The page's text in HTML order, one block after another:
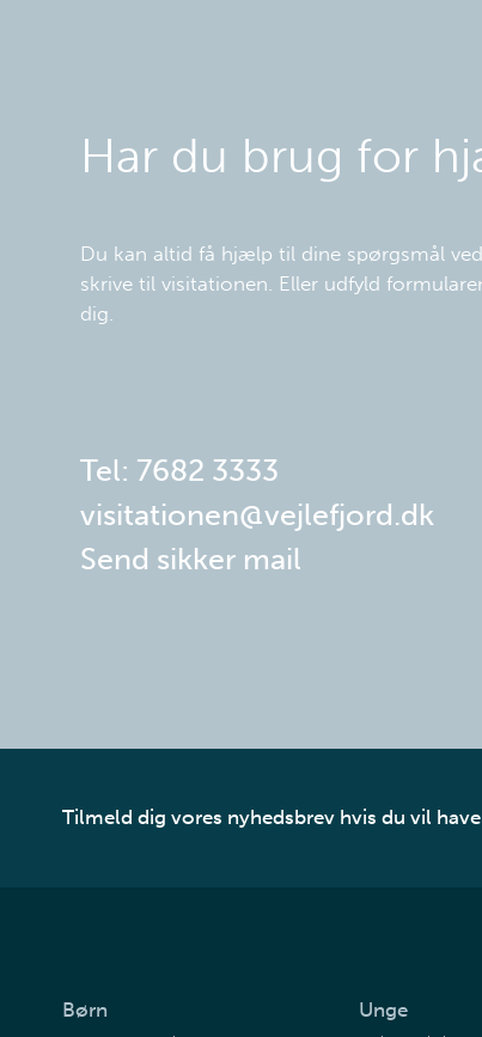
Har du brug for
Du kan altid få hjælp til dine spørgsmål
skrive til visitationen. Eller udfyld
dig.
Tel: 7682 3333
visitationen@vejlefjord.dk
Send sikker mail
Tilmeld dig vores nyhedsbrev hvis du vil
Børn Unge